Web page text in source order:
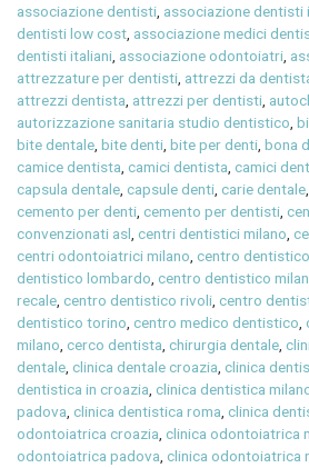
associazione dentisti, associazione dentisti
dentisti low cost, associazione medici
dentisti italiani, associazione odontoiatri,
attrezzature per dentisti, attrezzi da
attrezzi dentista, attrezzi per dentisti,
autorizzazione sanitaria studio dentistico,
bite dentale,bite denti,bite per denti,bona
camice dentista,camici dentista,camici
capsula dentale,capsule denti,carie dentale
cemento per denti,cemento per dentisti,
convenzionati asl,centri dentistici milano,
centri odontoiatrici milano,centro
dentistico lombardo,centro dentistico
recale,centro dentistico rivoli,centro
dentistico torino,centro medico dentistico,
milano,cerco dentista,chirurgia dentale,
dentale,clinica dentale croazia,clinica
dentistica in croazia,clinica dentistica
padova,clinica dentistica roma,clinica
odontoiatrica croazia,clinica odontoiatrica
odontoiatrica padova,clinica odontoiatrica